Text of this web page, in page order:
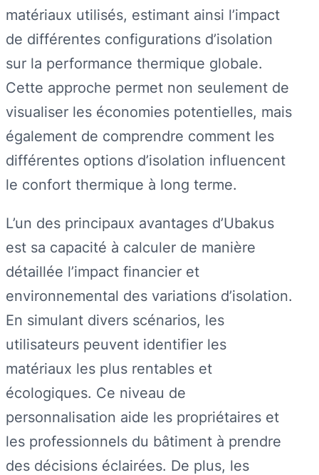
matériaux utilisés, estimant ainsi l’impact
de différentes configurations d’isolation
sur la performance thermique globale.
Cette approche permet non seulement de
visualiser les économies potentielles, mais
également de comprendre comment les
différentes options d’isolation influencent
le confort thermique à long terme.
L’un des principaux avantages d’Ubakus
est sa capacité à calculer de manière
détaillée l’impact financier et
environnemental des variations d’isolation.
En simulant divers scénarios, les
utilisateurs peuvent identifier les
matériaux les plus rentables et
écologiques. Ce niveau de
personnalisation aide les propriétaires et
les professionnels du bâtiment à prendre
des décisions éclairées. De plus, les